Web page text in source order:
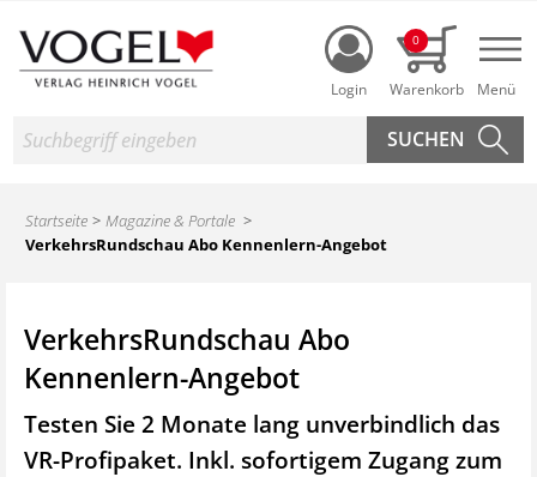
Login
0
Suche
Startseite
Magazine & Portale
VerkehrsRundschau Abo Kennenlern-Angebot
VerkehrsRundschau Abo
Kennenlern-Angebot
Testen Sie 2 Monate lang unverbindlich das
VR-Profipaket. Inkl. sofortigem Zugang zum